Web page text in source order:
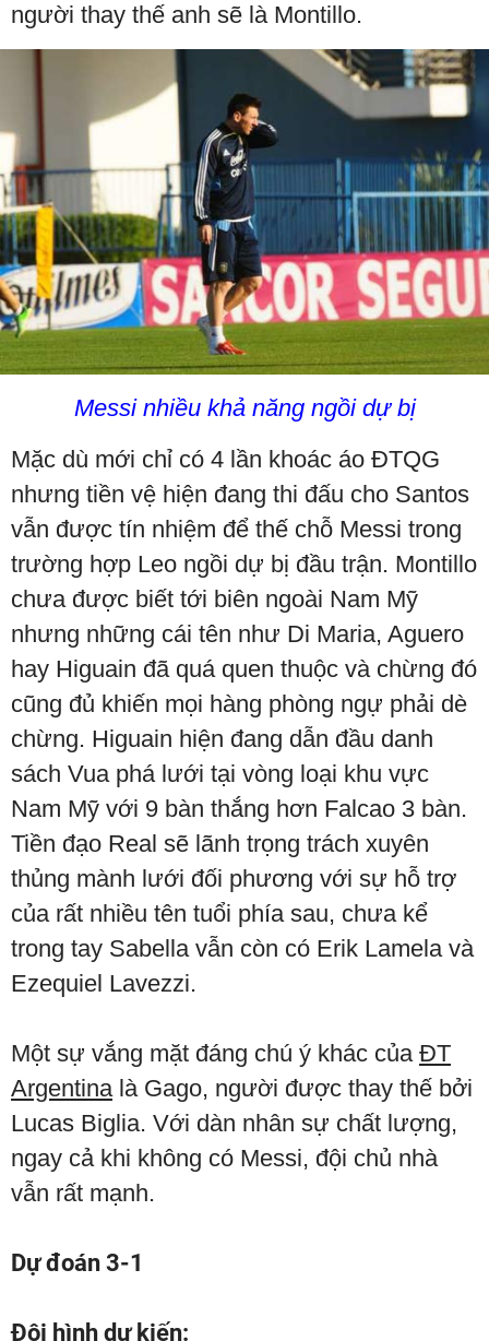
người thay thế anh sẽ là Montillo.
Messi nhiều khả năng ngồi dự bị
Mặc dù mới chỉ có 4 lần khoác áo ĐTQG
nhưng tiền vệ hiện đang thi đấu cho Santos
vẫn được tín nhiệm để thế chỗ Messi trong
trường hợp Leo ngồi dự bị đầu trận. Montillo
chưa được biết tới biên ngoài Nam Mỹ
nhưng những cái tên như Di Maria, Aguero
hay Higuain đã quá quen thuộc và chừng đó
cũng đủ khiến mọi hàng phòng ngự phải dè
chừng. Higuain hiện đang dẫn đầu danh
sách Vua phá lưới tại vòng loại khu vực
Nam Mỹ với 9 bàn thắng hơn Falcao 3 bàn.
Tiền đạo Real sẽ lãnh trọng trách xuyên
thủng mành lưới đối phương với sự hỗ trợ
của rất nhiều tên tuổi phía sau, chưa kể
trong tay Sabella vẫn còn có Erik Lamela và
Ezequiel Lavezzi.
Một sự vắng mặt đáng chú ý khác của ĐT
Argentina là Gago, người được thay thế bởi
Lucas Biglia. Với dàn nhân sự chất lượng,
ngay cả khi không có Messi, đội chủ nhà
vẫn rất mạnh.
Dự đoán 3-1
Đội hình dự kiến: